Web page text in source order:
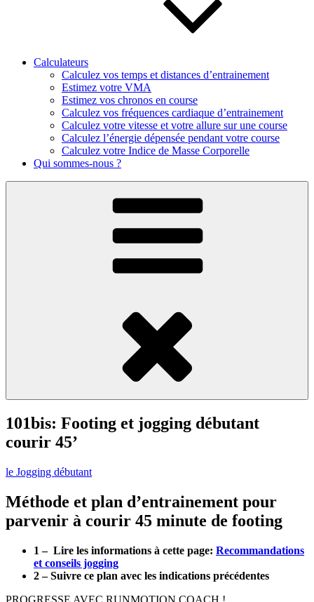
Calculateurs
Calculez vos temps et distances d’entrainement
Estimez votre VMA
Estimez vos chronos en course
Calculez vos fréquences cardiaque d’entrainement
Calculez votre vitesse et votre allure sur une course
Calculez l’énergie dépensée pendant votre course
Calculez votre Indice de Masse Corporelle
Qui sommes-nous ?
101bis: Footing et jogging débutant
courir 45’
le Jogging débutant
Méthode et plan d’entrainement pour
parvenir à courir 45 minute de footing
1 – Lire les informations à cette page: Recommandations
et conseils jogging
2 – Suivre ce plan avec les indications précédentes
PROGRESSE AVEC RUNMOTION COACH !